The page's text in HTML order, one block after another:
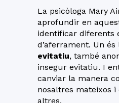
La psicòloga Mary
aprofundir en
identificar diferents
d’aferrament. Un és
evitatiu, també
insegur evitatiu. I
canviar la manera
nosaltres mateixos
altres.